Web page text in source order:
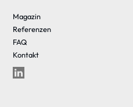
Magazin
Referenzen
FAQ
Kontakt